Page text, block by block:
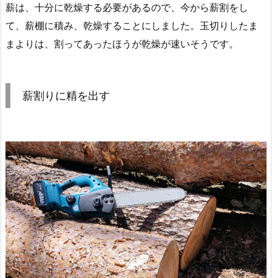
薪は、十分に乾燥する必要があるので、今から薪割をし
て、薪棚に積み、乾燥することにしました。玉切りしたま
まよりは、割ってあったほうが乾燥が速いそうです。
薪割りに精を出す